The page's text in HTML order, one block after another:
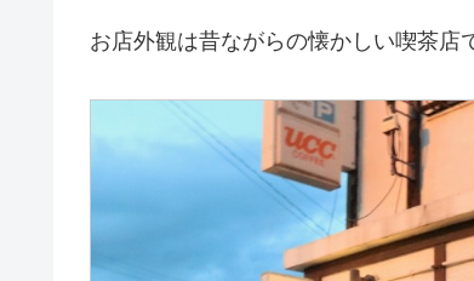
お店外観は昔ながらの懐かしい喫茶店